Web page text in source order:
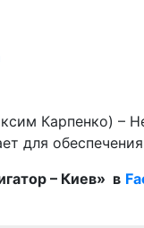
Карпенко) –
для
– Киев» в